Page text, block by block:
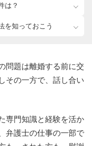
は？
を知っておこう
問題は離婚する前に交
その一方で、話し合い
専門知識と経験を活か
弁護士の仕事の一部で